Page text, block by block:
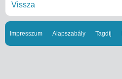
Vissza
Impresszum Alapszabály Tagdíj